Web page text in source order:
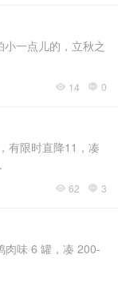
一点儿的，立秋之
 14  0
有限时直降11，凑
 62  3
肉味 6 罐，凑 200-